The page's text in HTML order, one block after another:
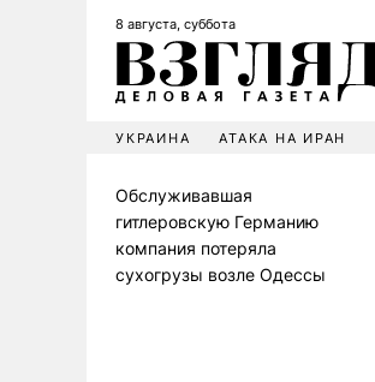
8 августа, суббота
УКРАИНА АТАКА НА ИРАН
Обслуживавшая
гитлеровскую Германию
компания потеряла
сухогрузы возле Одессы